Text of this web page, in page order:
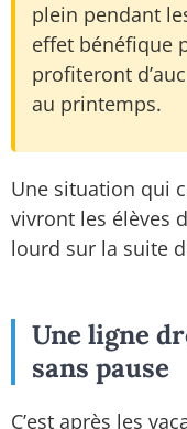
plein pendant
effet bénéfique
profiteront
au printemps.
Une situation qui
vivront les élèves
lourd sur la suite
Une ligne
sans pause
C’est après les